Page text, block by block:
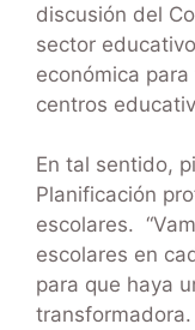
discusión del
sector
económica
centros
En tal sentido,
Planificación
escolares.
escolares en
para que haya